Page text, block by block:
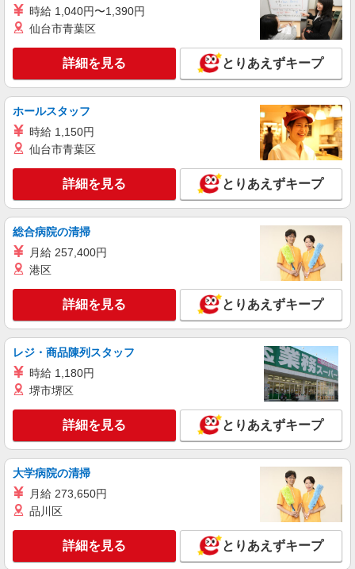
細は面接の際にご説明いたします 【試用期間】 試
用期間：有（2ヶ月） 試用期間中の労働条件：変
キープ 詳細を見る
時給 1,040円〜1,390円
仙台市青葉区
詳細を見る とりあえずキープ
ホールスタッフ
時給 1,150円
仙台市青葉区
詳細を見る とりあえずキープ
総合病院の清掃
月給 257,400円
港区
詳細を見る とりあえずキープ
レジ・商品陳列スタッフ
時給 1,180円
堺市堺区
詳細を見る とりあえずキープ
大学病院の清掃
月給 273,650円
品川区
詳細を見る とりあえずキープ